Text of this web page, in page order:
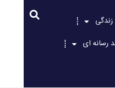
زندگی
رسانه ای